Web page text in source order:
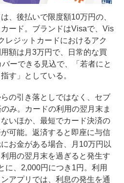
、後払いで限度額10万円の、
ード。ブランドはVisaで、Vis
レジットカードにおけるアク
額は月3万円で、日常的な買
ーできる見込で、「若者にと
す」としている。
の引き落としではなく、セブ
み。カードの利用の翌月末ま
いほか、最短でカード決済の
可能。返済すると即座に与信
お金がある場合、月10万円以
用の翌月末を過ぎると発生す
に、2,000円につき1円。利用
アプリでは、利息の発生を通